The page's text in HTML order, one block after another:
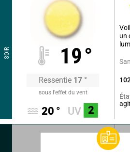
SOIR 19°
Ressentie 17 °
sous l'effet du vent
20 ° UV 2
un